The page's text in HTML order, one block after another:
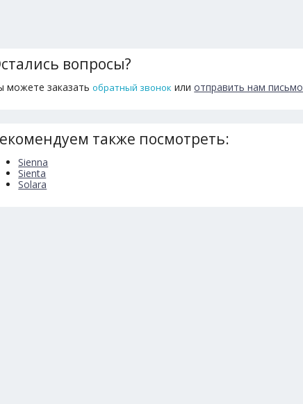
вопросы?
можете заказатьобратный звонок илиотправить нам письмо
также посмотреть:
Sienna
Sienta
Solara